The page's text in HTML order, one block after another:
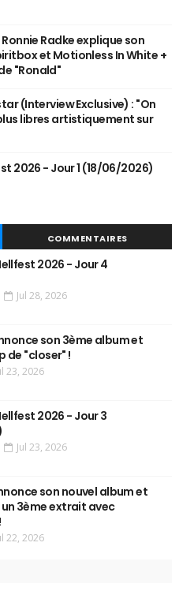
Ronnie Radke explique son
et Motionless In White +
"Ronald"
(Interview Exclusive) : "On
libres artistiquement sur
2026 - Jour 1 (18/06/2026)
COMMENTAIRES
2026 - Jour 4
Jul 28, 2026
son 3ème album et
de "closer" !
23, 2026
2026 - Jour 3
Jul 23, 2026
son nouvel album et
3ème extrait avec
22, 2026